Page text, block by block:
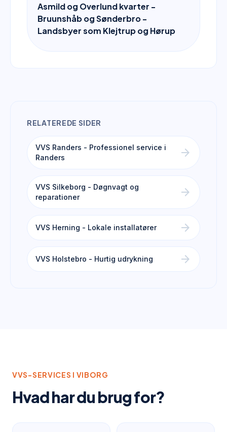
Asmild og Overlund kvarter -
Bruunshåb og Sønderbro -
Landsbyer som Klejtrup og Hørup
RELATEREDE SIDER
VVS Randers - Professionel service i
Randers
arrow_forward
VVS Silkeborg - Døgnvagt og
reparationer
arrow_forward
VVS Herning - Lokale installatører arrow_forward
VVS Holstebro - Hurtig udrykning arrow_forward
VVS-SERVICES I VIBORG
Hvad har du brug for?